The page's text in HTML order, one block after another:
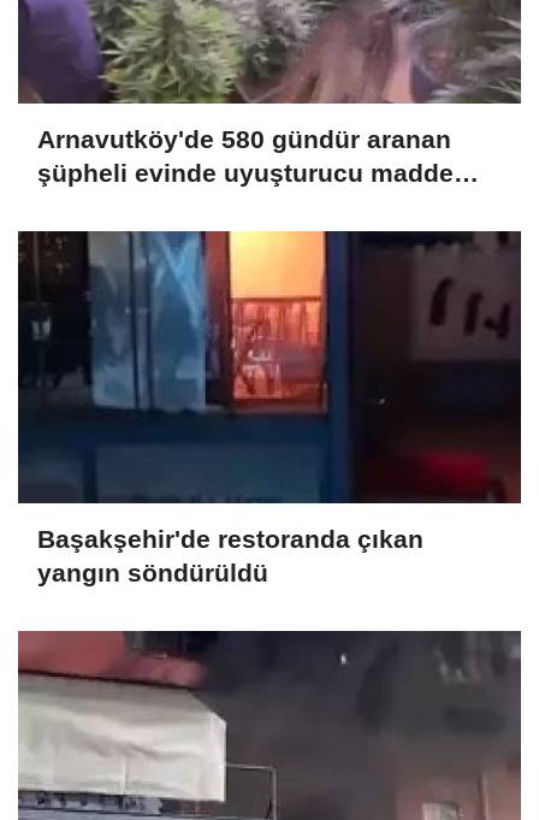
Arnavutköy'de 580 gündür aranan
şüpheli evinde uyuşturucu madde
Başakşehir'de restoranda çıkan
yangın söndürüldü